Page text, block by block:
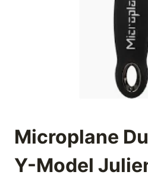
Microplane
Y-Model